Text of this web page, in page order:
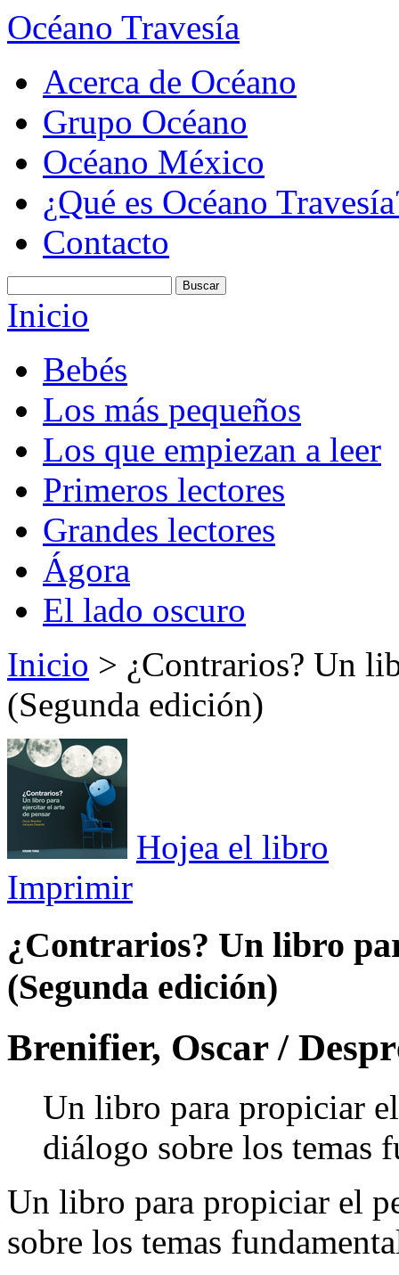
Océano Travesía
Acerca de Océano
Grupo Océano
Océano México
¿Qué es Océano
Contacto
Inicio
Bebés
Los más pequeños
Los que empiezan a leer
Primeros lectores
Grandes lectores
Ágora
El lado oscuro
Inicio > ¿Contrarios? Un
(Segunda edición)
Hojea el libro
Imprimir
¿Contrarios? Un libro
(Segunda edición)
Brenifier, Oscar /
Un libro para propiciar
diálogo sobre los temas
Un libro para propiciar el
sobre los temas